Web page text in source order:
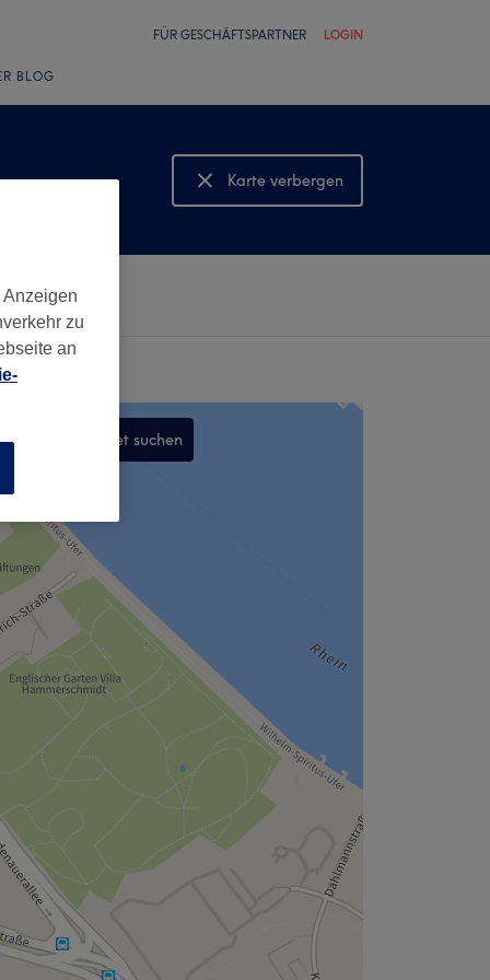
FÜR GESCHÄFTSPARTNER LOGIN
BLOG
Karte verbergen
Karte anzeigen
In diesem Gebiet suchen
zu
an